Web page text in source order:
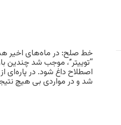
خط صلح: در ماه‌های اخیر
“توییتر”، موجب شد چندین
اصطلاح داغ شود. در پاره‌ای
شد و در مواردی بی هیچ